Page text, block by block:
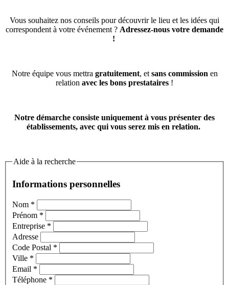
Vous souhaitez nos conseils pour découvrir le lieu et les idées qui
correspondent à votre événement ? Adressez-nous votre demande
!
Notre équipe vous mettra gratuitement, et sans commission en
relation avec les bons prestataires !
Notre démarche consiste uniquement à vous présenter des
établissements, avec qui vous serez mis en relation.
Aide à la recherche
Informations personnelles
Nom *
Prénom *
Entreprise *
Adresse
Code Postal *
Ville *
Email *
Téléphone *